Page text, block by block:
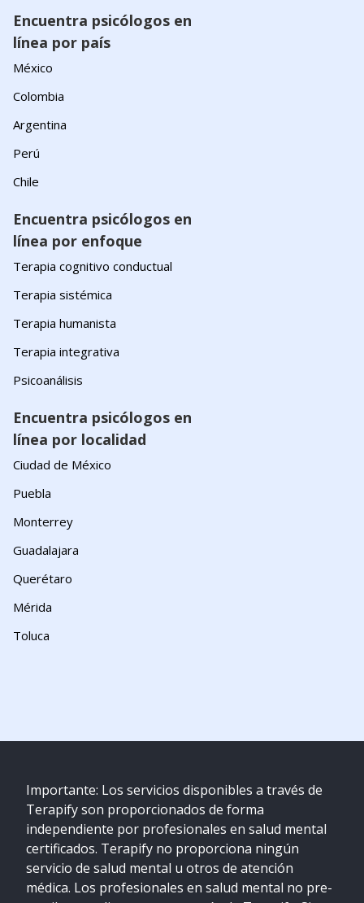
Encuentra psicólogos en
línea por país
México
Colombia
Argentina
Perú
Chile
Encuentra psicólogos en
línea por enfoque
Terapia cognitivo conductual
Terapia sistémica
Terapia humanista
Terapia integrativa
Psicoanálisis
Encuentra psicólogos en
línea por localidad
Ciudad de México
Puebla
Monterrey
Guadalajara
Querétaro
Mérida
Toluca
Importante: Los servicios disponibles a través de
Terapify son proporcionados de forma
independiente por profesionales en salud mental
certificados. Terapify no proporciona ningún
servicio de salud mental u otros de atención
médica. Los profesionales en salud mental no pre-